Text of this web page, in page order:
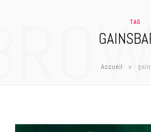
TAG
Accueil »